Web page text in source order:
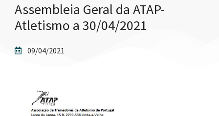
Assembleia Geral da ATAP-
Atletismo a 30/04/2021
09/04/2021